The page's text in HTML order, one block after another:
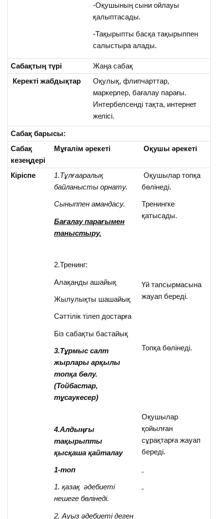
-Оқушының сыни ойлауы
қалыптасады.
-Тақырыпты басқа тақырыппен
салыстыра алады.
Сабақтың түрі
Жаңа сабақ
Керекті жабдықтар
Оқулық, флипчарттар,
маркерлер, бағалау парағы.
Интербелсенді тақта, интернет
желісі.
Сабақ барысы:
Сабақ
кезеңдері
Мұғалім әрекеті Оқушы әрекеті
Кіріспе
1.Тұлғааралық
байланысты орнату.
Сыныппен амандасу.
Бағалау парағымен
таныстыру.
2.Тренинг:
Алақанды ашайық
Жылулықты шашайық
Сәттілік тілеп достарға
Біз сабақты бастайық
3.Тұрмыс салт
жырлары арқылы
топқа бөлу.
(Тойбастар,
тұсаукесер)
4.Алдыңғы
тақырыпты
қысқаша қайталау
1-топ
1. қазақ әдебиеті
нешеге бөлінеді.
2. Ауыз әдебиеті деген
Оқушылар топқа
бөлінеді.
Тренингке
қатысады.
Үй тапсырмасына
жауап береді.
Топқа бөлінеді.
Оқушылар
қойылған
сұрақтарға жауап
береді.